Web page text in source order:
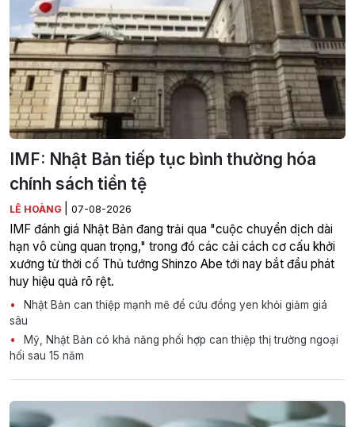
IMF: Nhật Bản tiếp tục bình thường hóa
chính sách tiền tệ
LÊ HOÀNG 07-08-2026
IMF đánh giá Nhật Bản đang trải qua "cuộc chuyển dịch dài
hạn vô cùng quan trọng," trong đó các cải cách cơ cấu khởi
xướng từ thời cố Thủ tướng Shinzo Abe tới nay bắt đầu phát
huy hiệu quả rõ rệt.
Nhật Bản can thiệp mạnh mẽ để cứu đồng yen khỏi giảm giá
sâu
Mỹ, Nhật Bản có khả năng phối hợp can thiệp thị trường ngoại
hối sau 15 năm